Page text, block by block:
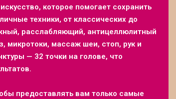
которое помогает сохранить
техники, от классических до
расслабляющий, антицеллюлитный
микротоки, массаж шеи, стоп, рук и
— 32 точки на голове, что
предоставлять вам только самые